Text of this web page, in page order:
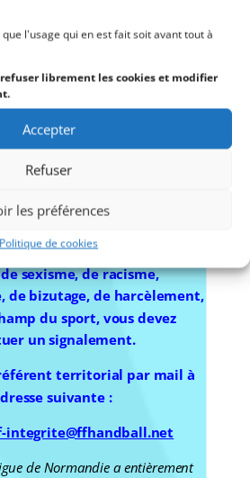
l'usage qui en est fait soit avant tout à
librement les cookies et modifier
Accepter
Refuser
les préférences
Politique de cookies
signalement
ou témoin de violence
sexisme, de racisme,
de bizutage, de harcèlement,
du sport, vous devez
un signalement.
territorial par mail à
suivante :
integrite@ffhandball.net
de Normandie a entièrement